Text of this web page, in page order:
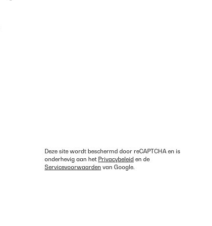
Deze site wordt beschermd door reCAPTCHA en is
onderhevig aan het Privacybeleid en de
Servicevoorwaarden van Google.